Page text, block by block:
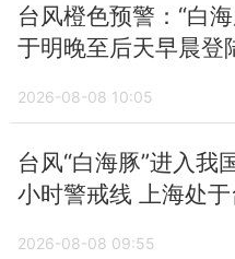
台风橙色预警：“白
于明晚至后天早晨登
2026-08-08 10:05
台风“白海豚”进入我
小时警戒线 上海处于
2026-08-08 09:55